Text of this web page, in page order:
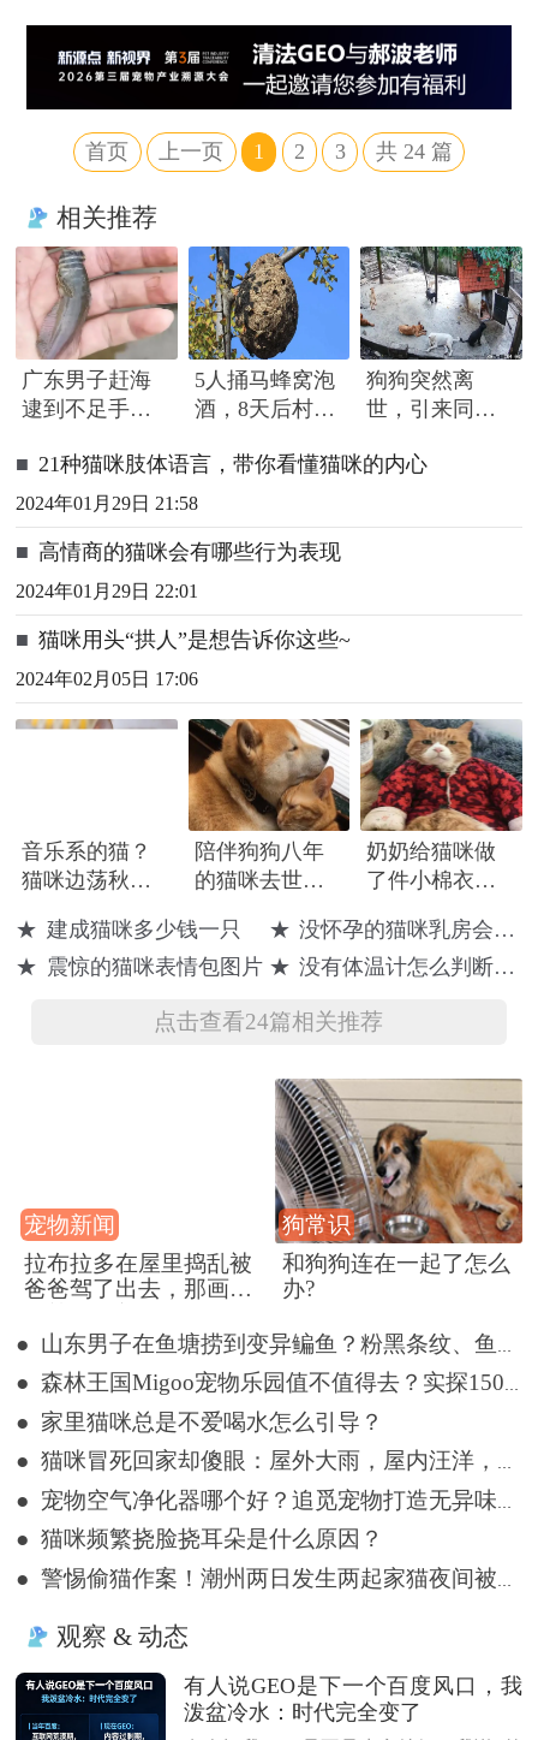
首页 上一页 1 2 3 共24 篇
相关推荐
广东男子赶海
逮到不足手指
隆起像奥特曼
5人捅马蜂窝泡
酒，8天后村民
狗狗突然离
世，引来同伴
只小狗尿都没
■ 21种猫咪肢体语言，带你看懂猫咪的内心
2024年01月29日 21:58
■ 高情商的猫咪会有哪些行为表现
2024年01月29日 22:01
■ 猫咪用头“拱人”是想告诉你这些~
2024年02月05日 17:06
音乐系的猫？
猫咪边荡秋千
时慢、时轻时
重
陪伴狗狗八年
的猫咪去世
时候，狗狗扯
着被子不愿松
奶奶给猫咪做
了件小棉衣，
态了许多
★ 建成猫咪多少钱一只 ★ 没怀孕的猫咪乳房会大吗
★ 震惊的猫咪表情包图片 ★ 没有体温计怎么判断猫咪发烧
点击查看24篇相关推荐
宠物新闻
拉布拉多在屋里捣乱被
爸爸驾了出去，那画面
狗常识
和狗狗连在一起了怎么
办?
● 山东男子在鱼塘捞到变异鳊鱼？粉黑条纹、鱼体三角形，网友：很刑
● 森林王国Migoo宠物乐园值不值得去？实探15000㎡原生态撒欢地
● 家里猫咪总是不爱喝水怎么引导？
● 猫咪冒死回家却傻眼：屋外大雨，屋内汪洋，网友：不回也罢
● 猫咪频繁挠脸挠耳朵是什么原因？
观察 & 动态
有人说GEO是下一个百度风口，我
泼盆冷水：时代完全变了